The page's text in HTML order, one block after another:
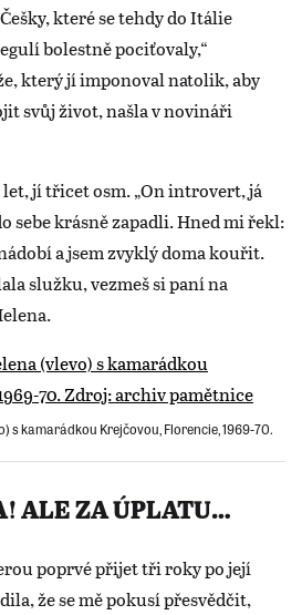
které se tehdy do Itálie
bolestně pociťovaly,“
který jí imponoval natolik, aby
svůj život, našla v novináři
jí třicet osm. „On introvert, já
sebe krásně zapadli. Hned mi řekl:
a jsem zvyklý doma kouřit.
služku, vezmeš si paní na
s kamarádkou Krejčovou, Florencie, 1969-70.
ALE ZA ÚPLATU…
poprvé přijet tři roky po její
že se mě pokusí přesvědčit,